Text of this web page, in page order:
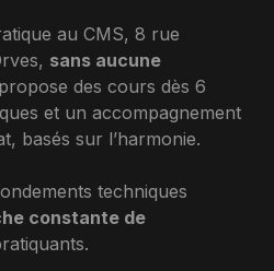
au CMS, 8 rue
sans aucune
des cours dès 6
et un accompagnement
basés sur l’harmonie.
techniques
constante de